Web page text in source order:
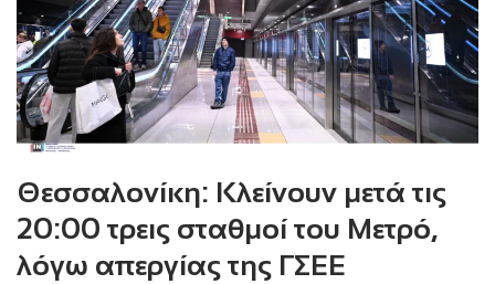
Θεσσαλονίκη: Κλείνουν μετά τις
20:00 τρεις σταθμοί του Μετρό,
λόγω απεργίας της ΓΣΕΕ